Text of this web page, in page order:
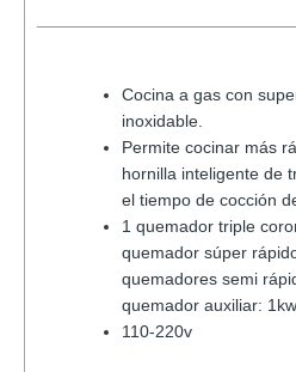
Cocina a gas con
inoxidable.
Permite cocinar más
hornilla inteligente de
el tiempo de cocción
1 quemador triple
quemador súper
quemadores semi
quemador auxiliar: 1kw.
110-220v